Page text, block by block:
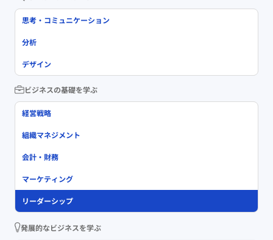
思考・コミュニケーション
分析
デザイン
ビジネスの基礎を学ぶ
経営戦略
組織マネジメント
会計・財務
マーケティング
リーダーシップ
発展的なビジネスを学ぶ